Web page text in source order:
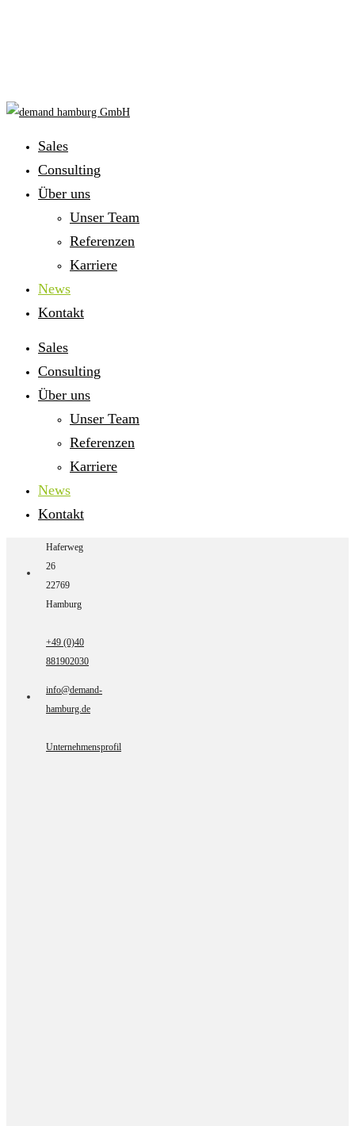
Sales
Consulting
Über uns
Unser Team
Referenzen
Karriere
News
Kontakt
Sales
Consulting
Über uns
Unser Team
Referenzen
Karriere
News
Kontakt
Haferweg
26
22769
Hamburg
+49 (0)40
881902030
info@demand-
hamburg.de
Unternehmensprofil